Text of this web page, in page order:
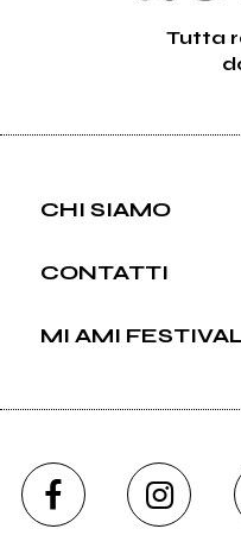
Tutta
CHI SIAMO
CONTATTI
MI AMI FESTIVAL